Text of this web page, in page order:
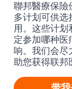
聯邦醫療保險
多计划可供选
用。这些计
定参加哪种医
响。我们会尽
助您获得联邦